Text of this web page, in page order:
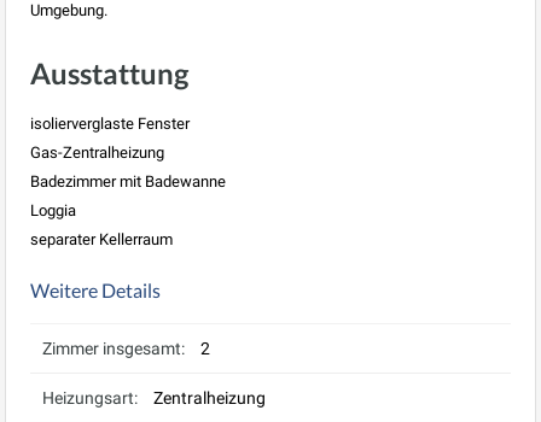
Umgebung.
Ausstattung
isolierverglaste Fenster
Gas-Zentralheizung
Badezimmer mit Badewanne
Loggia
separater Kellerraum
Weitere Details
Zimmer insgesamt: 2
Heizungsart: Zentralheizung